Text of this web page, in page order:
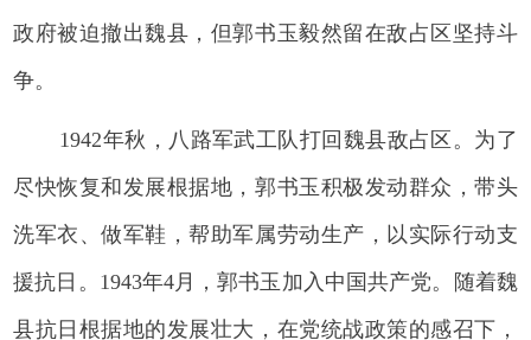
政府被迫撤出魏县，但郭书玉毅然留在敌占区坚持斗
争。
1942年秋，八路军武工队打回魏县敌占区。为了
尽快恢复和发展根据地，郭书玉积极发动群众，带头
洗军衣、做军鞋，帮助军属劳动生产，以实际行动支
援抗日。1943年4月，郭书玉加入中国共产党。随着魏
县抗日根据地的发展壮大，在党统战政策的感召下，